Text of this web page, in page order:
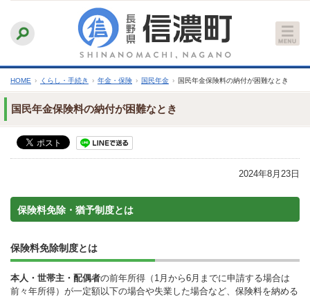
文
へ
ふりがなをつける
文字サイズ
縮小 標準 拡大
HOME › くらし・手続き › 年金・保険 › 国民年金 › 国民年金保険料の納付が困難なとき
国民年金保険料の納付が困難なとき
2024年8月23日
保険料免除・猶予制度とは
保険料免除制度とは
本人・世帯主・配偶者の前年所得（1月から6月までに申請する場合は
前々年所得）が一定額以下の場合や失業した場合など、保険料を納める